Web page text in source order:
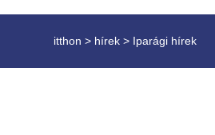
itthon > hírek > Iparági hírek